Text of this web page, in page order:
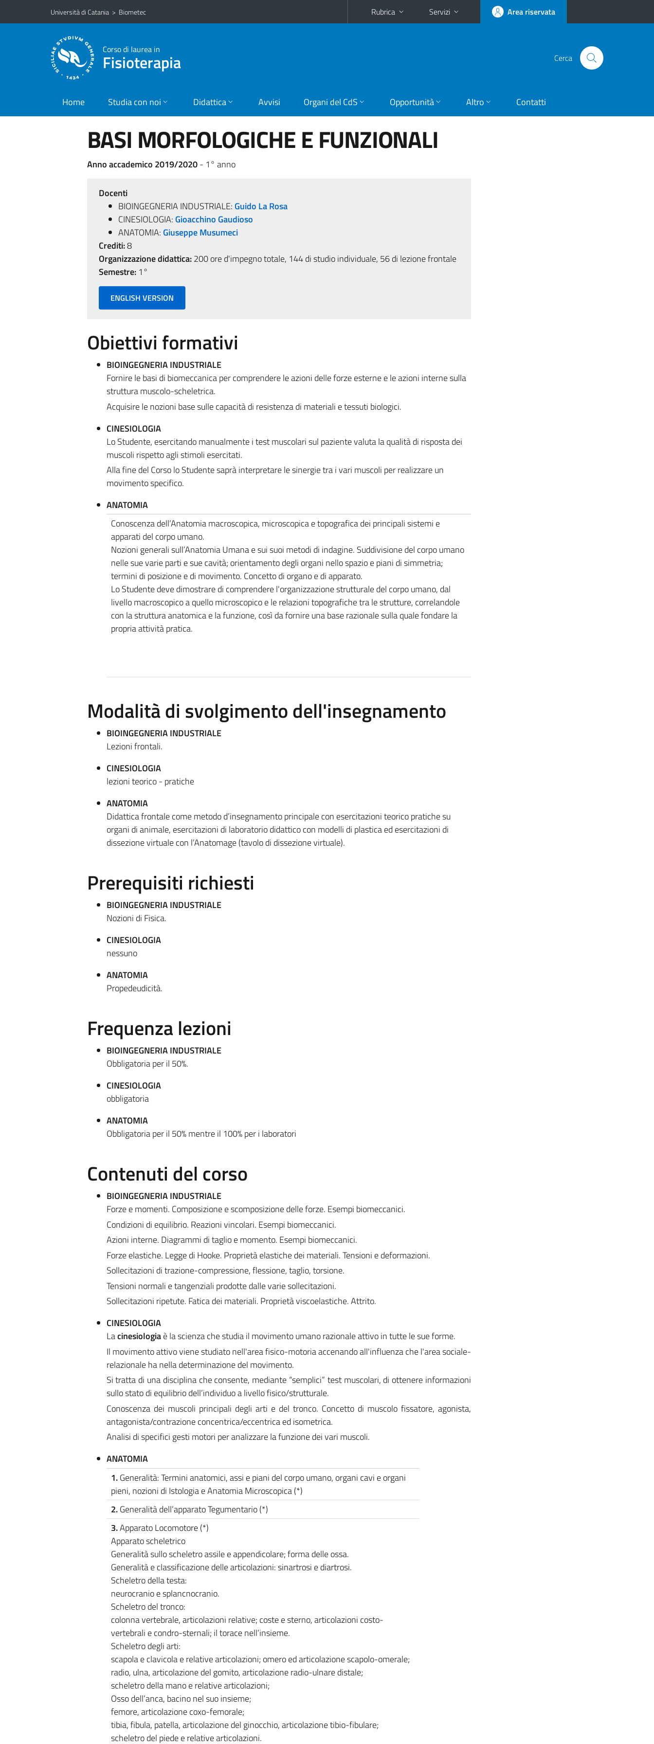
Vai al contenuto principale
Vai al menu di navigazione
Università di Catania > Biometec Rubrica Servizi Area riservata
Corso di laurea in
Fisioterapia Cerca
Home Studia con noi Didattica Avvisi Organi del CdS Opportunità Altro Contatti
BASI MORFOLOGICHE E FUNZIONALI
Anno accademico 2019/2020- 1° anno
Docenti
BIOINGEGNERIA INDUSTRIALE: Guido La Rosa
CINESIOLOGIA: Gioacchino Gaudioso
ANATOMIA: Giuseppe Musumeci
Crediti:8
Organizzazione didattica:200 ore d'impegno totale, 144 di studio individuale, 56 di lezione frontale
Semestre:1°
ENGLISH VERSION
Obiettivi formativi
BIOINGEGNERIA INDUSTRIALE
Fornire le basi di biomeccanica per comprendere le azioni delle forze esterne e le azioni interne sulla
struttura muscolo-scheletrica.
Acquisire le nozioni base sulle capacità di resistenza di materiali e tessuti biologici.
CINESIOLOGIA
Lo Studente, esercitando manualmente i test muscolari sul paziente valuta la qualità di risposta dei
muscoli rispetto agli stimoli esercitati.
Alla fine del Corso lo Studente saprà interpretare le sinergie tra i vari muscoli per realizzare un
movimento specifico.
ANATOMIA
Conoscenza dell’Anatomia macroscopica, microscopica e topografica dei principali sistemi e
apparati del corpo umano.
Nozioni generali sull’Anatomia Umana e sui suoi metodi di indagine. Suddivisione del corpo umano
nelle sue varie parti e sue cavità; orientamento degli organi nello spazio e piani di simmetria;
termini di posizione e di movimento. Concetto di organo e di apparato.
Lo Studente deve dimostrare di comprendere l'organizzazione strutturale del corpo umano, dal
livello macroscopico a quello microscopico e le relazioni topografiche tra le strutture, correlandole
con la struttura anatomica e la funzione, così da fornire una base razionale sulla quale fondare la
propria attività pratica.
Modalità di svolgimento dell'insegnamento
BIOINGEGNERIA INDUSTRIALE
Lezioni frontali.
CINESIOLOGIA
lezioni teorico - pratiche
ANATOMIA
Didattica frontale come metodo d’insegnamento principale con esercitazioni teorico pratiche su
organi di animale, esercitazioni di laboratorio didattico con modelli di plastica ed esercitazioni di
dissezione virtuale con l’Anatomage (tavolo di dissezione virtuale).
Prerequisiti richiesti
BIOINGEGNERIA INDUSTRIALE
Nozioni di Fisica.
CINESIOLOGIA
nessuno
ANATOMIA
Propedeudicità.
Frequenza lezioni
BIOINGEGNERIA INDUSTRIALE
Obbligatoria per il 50%.
CINESIOLOGIA
obbligatoria
ANATOMIA
Obbligatoria per il 50% mentre il 100% per i laboratori
Contenuti del corso
BIOINGEGNERIA INDUSTRIALE
Forze e momenti. Composizione e scomposizione delle forze. Esempi biomeccanici.
Condizioni di equilibrio. Reazioni vincolari. Esempi biomeccanici.
Azioni interne. Diagrammi di taglio e momento. Esempi biomeccanici.
Forze elastiche. Legge di Hooke. Proprietà elastiche dei materiali. Tensioni e deformazioni.
Sollecitazioni di trazione-compressione, flessione, taglio, torsione.
Tensioni normali e tangenziali prodotte dalle varie sollecitazioni.
Sollecitazioni ripetute. Fatica dei materiali. Proprietà viscoelastiche. Attrito.
CINESIOLOGIA
Lacinesiologiaè la scienza che studia il movimento umano razionale attivo in tutte le sue forme.
Il movimento attivo viene studiato nell'area fisico-motoria accenando all'influenza che l'area sociale-
relazionale ha nella determinazione del movimento.
Si tratta di una disciplina che consente, mediante “semplici” test muscolari, di ottenere informazioni
sullo stato di equilibrio dell’individuo a livello fisico/strutturale.
Conoscenza dei muscoli principali degli arti e del tronco. Concetto di muscolo fissatore, agonista,
antagonista/contrazione concentrica/eccentrica ed isometrica.
Analisi di specifici gesti motori per analizzare la funzione dei vari muscoli.
ANATOMIA
1.Generalità: Termini anatomici, assi e piani del corpo umano, organi cavi e organi
pieni, nozioni di Istologia e Anatomia Microscopica (*)
2.Generalità dell’apparato Tegumentario (*)
3.Apparato Locomotore (*)
Apparato scheletrico
Generalità sullo scheletro assile e appendicolare; forma delle ossa.
Generalità e classificazione delle articolazioni: sinartrosi e diartrosi.
Scheletro della testa:
neurocranio e splancnocranio.
Scheletro del tronco:
colonna vertebrale, articolazioni relative; coste e sterno, articolazioni costo-
vertebrali e condro-sternali; il torace nell’insieme.
Scheletro degli arti:
scapola e clavicola e relative articolazioni; omero ed articolazione scapolo-omerale;
radio, ulna, articolazione del gomito, articolazione radio-ulnare distale;
scheletro della mano e relative articolazioni;
Osso dell’anca, bacino nel suo insieme;
femore, articolazione coxo-femorale;
tibia, fibula, patella, articolazione del ginocchio, articolazione tibio-fibulare;
scheletro del piede e relative articolazioni.